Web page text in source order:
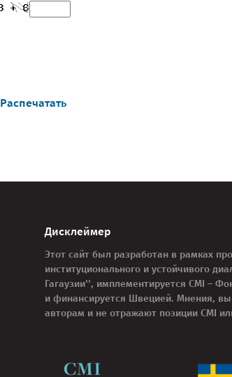
Распечатать
Дисклеймер
Этот сайт был разработан в рамках
институционального и устойчивого
Гагаузии'', имплементируется CMI –
и финансируется Швецией. Мнения,
авторам и не отражают позиции CMI